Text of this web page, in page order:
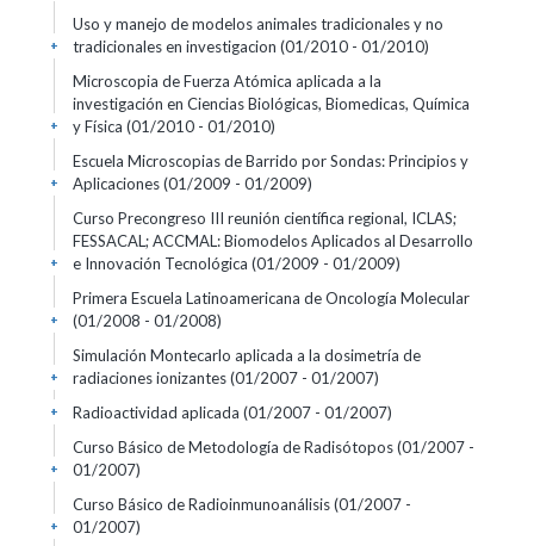
Uso y manejo de modelos animales tradicionales y no
tradicionales en investigacion (01/2010 - 01/2010)
+
Microscopia de Fuerza Atómica aplicada a la
investigación en Ciencias Biológicas, Biomedicas, Química
y Física (01/2010 - 01/2010)
+
Escuela Microscopias de Barrido por Sondas: Principios y
Aplicaciones(01/2009 - 01/2009)
+
Curso Precongreso III reunión científica regional, ICLAS;
FESSACAL; ACCMAL: Biomodelos Aplicados al Desarrollo
e Innovación Tecnológica (01/2009 - 01/2009)
+
Primera Escuela Latinoamericana de Oncología Molecular
(01/2008 - 01/2008)
+
Simulación Montecarlo aplicada a la dosimetría de
radiaciones ionizantes(01/2007 - 01/2007)
+
Radioactividad aplicada (01/2007 - 01/2007)
+
Curso Básico de Metodología de Radisótopos(01/2007 -
01/2007)
+
Curso Básico de Radioinmunoanálisis(01/2007 -
01/2007)
+